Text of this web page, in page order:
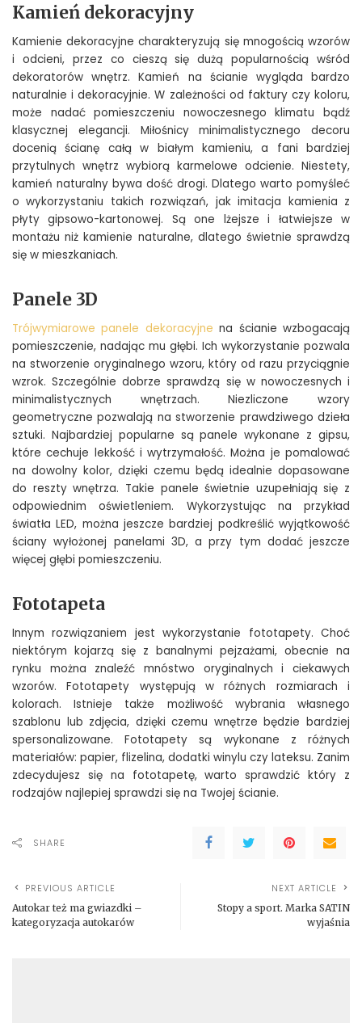
Kamień dekoracyjny
Kamienie dekoracyjne charakteryzują się mnogością wzorów
i odcieni, przez co cieszą się dużą popularnością wśród
dekoratorów wnętrz. Kamień na ścianie wygląda bardzo
naturalnie i dekoracyjnie. W zależności od faktury czy koloru,
może nadać pomieszczeniu nowoczesnego klimatu bądź
klasycznej elegancji. Miłośnicy minimalistycznego decoru
docenią ścianę całą w białym kamieniu, a fani bardziej
przytulnych wnętrz wybiorą karmelowe odcienie. Niestety,
kamień naturalny bywa dość drogi. Dlatego warto pomyśleć
o wykorzystaniu takich rozwiązań, jak imitacja kamienia z
płyty gipsowo-kartonowej. Są one lżejsze i łatwiejsze w
montażu niż kamienie naturalne, dlatego świetnie sprawdzą
się w mieszkaniach.
Panele 3D
Trójwymiarowe panele dekoracyjne na ścianie wzbogacają
pomieszczenie, nadając mu głębi. Ich wykorzystanie pozwala
na stworzenie oryginalnego wzoru, który od razu przyciągnie
wzrok. Szczególnie dobrze sprawdzą się w nowoczesnych i
minimalistycznych wnętrzach. Niezliczone wzory
geometryczne pozwalają na stworzenie prawdziwego dzieła
sztuki. Najbardziej popularne są panele wykonane z gipsu,
które cechuje lekkość i wytrzymałość. Można je pomalować
na dowolny kolor, dzięki czemu będą idealnie dopasowane
do reszty wnętrza. Takie panele świetnie uzupełniają się z
odpowiednim oświetleniem. Wykorzystując na przykład
światła LED, można jeszcze bardziej podkreślić wyjątkowość
ściany wyłożonej panelami 3D, a przy tym dodać jeszcze
więcej głębi pomieszczeniu.
Fototapeta
Innym rozwiązaniem jest wykorzystanie fototapety. Choć
niektórym kojarzą się z banalnymi pejzażami, obecnie na
rynku można znaleźć mnóstwo oryginalnych i ciekawych
wzorów. Fototapety występują w różnych rozmiarach i
kolorach. Istnieje także możliwość wybrania własnego
szablonu lub zdjęcia, dzięki czemu wnętrze będzie bardziej
spersonalizowane. Fototapety są wykonane z różnych
materiałów: papier, flizelina, dodatki winylu czy lateksu. Zanim
zdecydujesz się na fototapetę, warto sprawdzić który z
rodzajów najlepiej sprawdzi się na Twojej ścianie.
SHARE
PREVIOUS ARTICLE
Autokar też ma gwiazdki –
kategoryzacja autokarów
NEXT ARTICLE
Stopy a sport. Marka SATIN
wyjaśnia